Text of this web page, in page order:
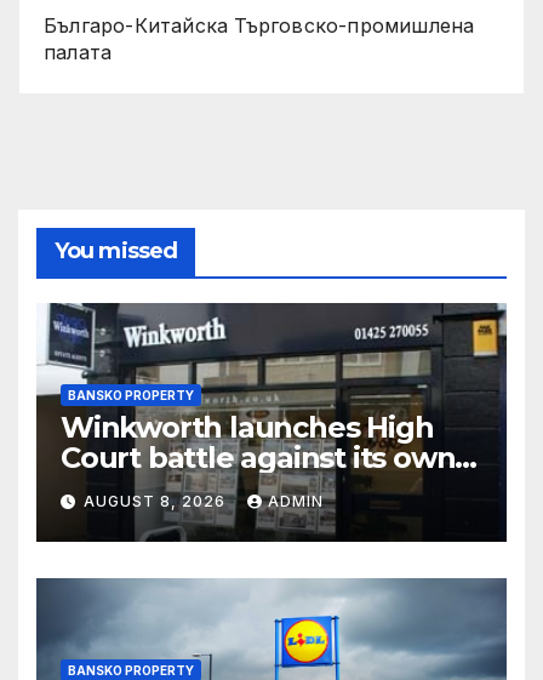
Българо-Китайска Търговско-промишлена
палaта
You missed
BANSKO PROPERTY
Winkworth launches High
Court battle against its own
chair
AUGUST 8, 2026 ADMIN
BANSKO PROPERTY